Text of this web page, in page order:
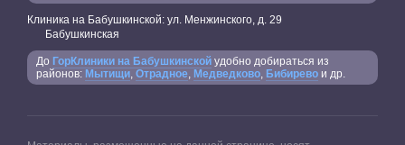
Клиника на Бабушкинской: ул. Менжинского, д. 29
Бабушкинская
До ГорКлиники на Бабушкинской удобно добираться из
районов: Мытищи Отрадное Медведково Бибирево и др.